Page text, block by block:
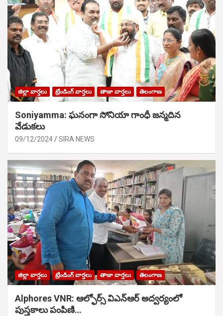
జిల్లా వార్తలు ట్రేండింగ్ వార్తలు తాజా వార్తలు తెలంగాణ
Soniyamma: ఘ‌నంగా సోనియా గాంధీ జ‌న్మ‌దిన
వేడుక‌లు
09/12/2024 SIRA NEWS
జిల్లా వార్తలు ట్రేండింగ్ వార్తలు తాజా వార్తలు తెలంగాణ
Alphores VNR: ఆల్ఫోర్స్ విఎన్ఆర్ అద్వర్యంలో
పుస్తకాలు పంపిణి…